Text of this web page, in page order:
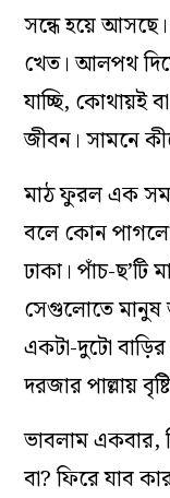
সন্ধে হয়ে
খেত। আলপথ
যাচ্ছি, কোথায়ই
জীবন। সামনে
মাঠ ফুরল এক
বলে কোন
ঢাকা। পাঁচ-
সেগুলোতে মানুষ
একটা-দুটো
দরজার পাল্লায়
ভাবলাম একবার,
বা? ফিরে যাব